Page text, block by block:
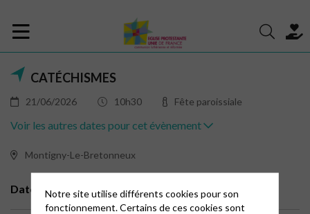
CATÉCHISMES
21/06/2026 10h30 Fête paroissiale
Voir les autres dates pour cet évènement
Montigny-Le-Bretonneux
Dates des séances de catéchisme
Notre site utilise différents cookies pour son
fonctionnement. Certains de ces cookies sont